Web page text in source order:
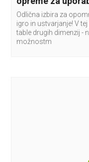
Odlična izbira za
igro in ustvarjanje! V
table drugih dimenzij -
možnostm